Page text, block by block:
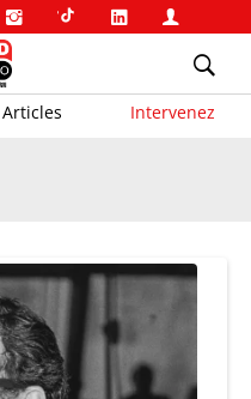
Articles Intervenez